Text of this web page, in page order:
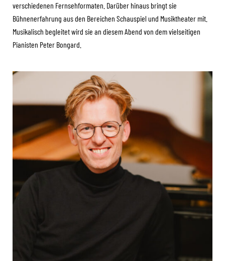
verschiedenen Fernsehformaten. Darüber hinaus bringt sie
Bühnenerfahrung aus den Bereichen Schauspiel und Musiktheater mit.
Musikalisch begleitet wird sie an diesem Abend von dem vielseitigen
Pianisten Peter Bongard.